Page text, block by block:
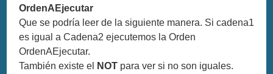
OrdenAEjecutar
Que se podría leer de la siguiente manera. Si cadena1
es igual a Cadena2 ejecutemos la Orden
OrdenAEjecutar.
También existe el
NOT para ver si no son iguales.